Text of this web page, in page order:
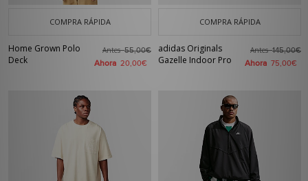
COMPRA RÁPIDA
Home Grown Polo
Deck
Antes55,00€
Ahora 20,00€
COMPRA RÁPIDA
adidas Originals
Gazelle Indoor Pro
Antes145,00€
Ahora 75,00€